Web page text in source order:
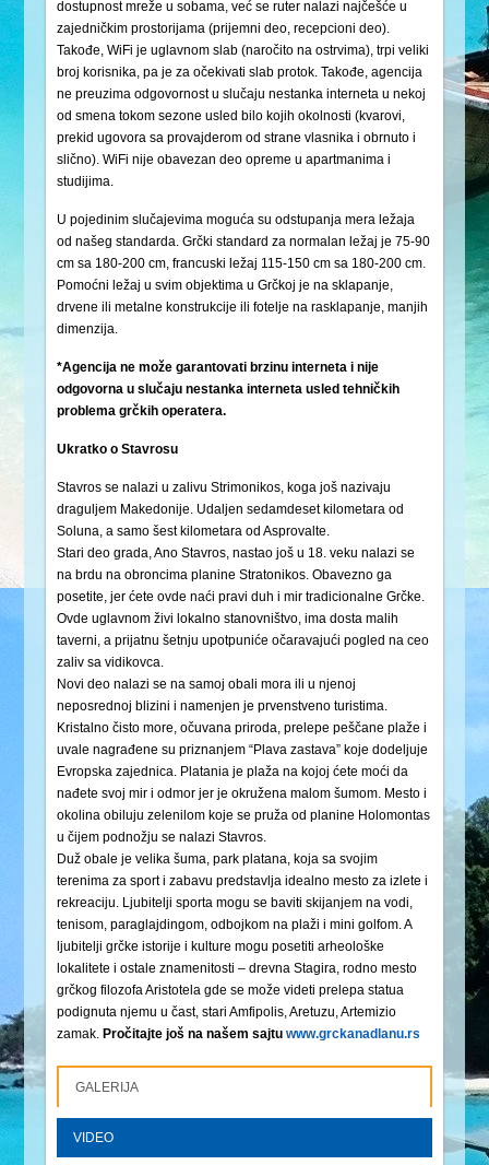
dostupnost mreže u sobama, već se ruter nalazi najčešće u
zajedničkim prostorijama (prijemni deo, recepcioni deo).
Takođe, WiFi je uglavnom slab (naročito na ostrvima), trpi veliki
broj korisnika, pa je za očekivati slab protok. Takođe, agencija
ne preuzima odgovornost u slučaju nestanka interneta u nekoj
od smena tokom sezone usled bilo kojih okolnosti (kvarovi,
prekid ugovora sa provajderom od strane vlasnika i obrnuto i
slično). WiFi nije obavezan deo opreme u apartmanima i
studijima.
U pojedinim slučajevima moguća su odstupanja mera ležaja
od našeg standarda. Grčki standard za normalan ležaj je 75-90
cm sa 180-200 cm, francuski ležaj 115-150 cm sa 180-200 cm.
Pomoćni ležaj u svim objektima u Grčkoj je na sklapanje,
drvene ili metalne konstrukcije ili fotelje na rasklapanje, manjih
dimenzija.
*Agencija ne može garantovati brzinu interneta i nije
odgovorna u slučaju nestanka interneta usled tehničkih
problema grčkih operatera.
Ukratko o Stavrosu
Stavros se nalazi u zalivu Strimonikos, koga još nazivaju
draguljem Makedonije. Udaljen sedamdeset kilometara od
Soluna, a samo šest kilometara od Asprovalte.
Stari deo grada, Ano Stavros, nastao još u 18. veku nalazi se
na brdu na obroncima planine Stratonikos. Obavezno ga
posetite, jer ćete ovde naći pravi duh i mir tradicionalne Grčke.
Ovde uglavnom živi lokalno stanovništvo, ima dosta malih
taverni, a prijatnu šetnju upotpuniće očaravajući pogled na ceo
zaliv sa vidikovca.
Novi deo nalazi se na samoj obali mora ili u njenoj
neposrednoj blizini i namenjen je prvenstveno turistima.
Kristalno čisto more, očuvana priroda, prelepe peščane plaže i
uvale nagrađene su priznanjem “Plava zastava” koje dodeljuje
Evropska zajednica. Platania je plaža na kojoj ćete moći da
nađete svoj mir i odmor jer je okružena malom šumom. Mesto i
okolina obiluju zelenilom koje se pruža od planine Holomontas
u čijem podnožju se nalazi Stavros.
Duž obale je velika šuma, park platana, koja sa svojim
terenima za sport i zabavu predstavlja idealno mesto za izlete i
rekreaciju. Ljubitelji sporta mogu se baviti skijanjem na vodi,
tenisom, paraglajdingom, odbojkom na plaži i mini golfom. A
ljubitelji grčke istorije i kulture mogu posetiti arheološke
lokalitete i ostale znamenitosti – drevna Stagira, rodno mesto
grčkog filozofa Aristotela gde se može videti prelepa statua
podignuta njemu u čast, stari Amfipolis, Aretuzu, Artemizio
zamak. Pročitajte još na našem sajtuwww.grckanadlanu.rs
GALERIJA
VIDEO